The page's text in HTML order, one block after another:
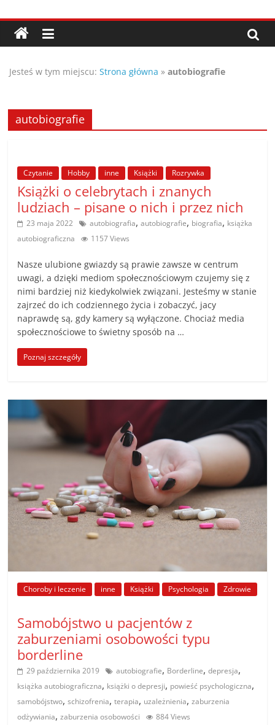
do
treści
Porady,
wskazówki
oraz
ciekawe
rady
–
poznaj
te
poradniki.
Porady
praktyczne
porady
poradniki
każdy
Jesteś w tym miejscu: Strona główna »autobiografie
autobiografie
Czytanie Hobby inne Książki Rozrywka
Książki o celebrytach i znanych
ludziach – pisane o nich i przez nich
23 maja 2022 autobiografia,autobiografie, biografia, książka
autobiograficzna
1157 Views
Nasze ulubione gwiazdy są prawie zawsze w centrum
uwagi, a dzięki mediom społecznościowym czujemy się z
nimi bardziej niż kiedykolwiek związani. Jesteśmy w stanie
zajrzeć do ich codziennego życia i zobaczyć, jacy
naprawdę są, gdy kamery są wyłączone. Chociaż media
społecznościowe to świetny sposób na …
Poznaj szczegóły
Choroby i leczenie inne Książki Psychologia Zdrowie
Samobójstwo u pacjentów z
zaburzeniami osobowości typu
borderline
29 października 2019 autobiografie, Borderline,depresja,
książka autobiograficzna, książki o depresji, powieść psychologiczna,
samobójstwo,schizofrenia,terapia, uzależnienia,zaburzenia
odżywiania,zaburzenia osobowości 884 Views